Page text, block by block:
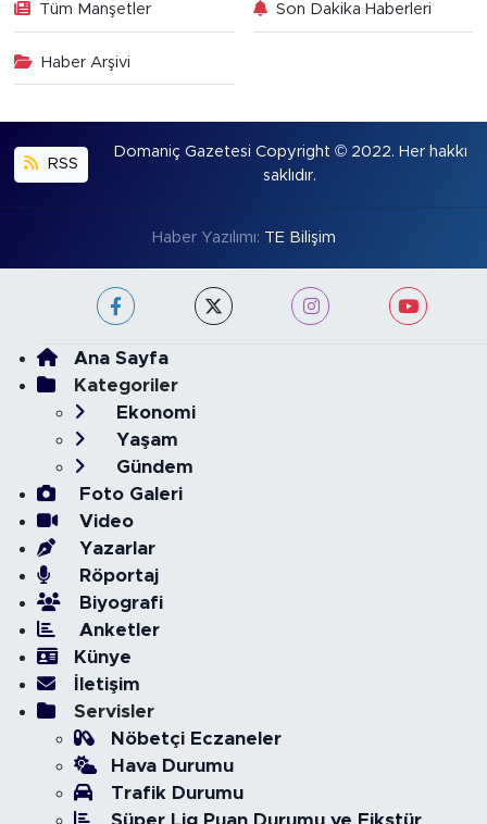
Tüm Manşetler Son Dakika Haberleri
Haber Arşivi
RSS
Domaniç Gazetesi Copyright © 2022. Her hakkı
saklıdır.
Haber Yazılımı: TE Bilişim
Ana Sayfa
Kategoriler
Ekonomi
Yaşam
Gündem
Foto Galeri
Video
Yazarlar
Röportaj
Biyografi
Anketler
Künye
İletişim
Servisler
Nöbetçi Eczaneler
Hava Durumu
Trafik Durumu